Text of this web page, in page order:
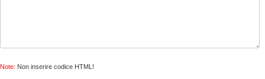
Note: Non inserire codice HTML!